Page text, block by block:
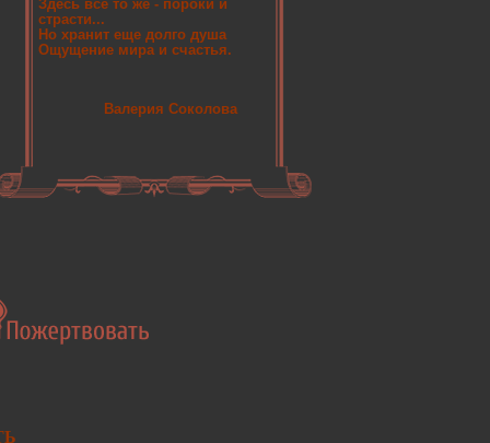
Здесь все то же - пороки и
страсти...
Но хранит еще долго душа
Ощущение мира и счастья.
Валерия Соколова